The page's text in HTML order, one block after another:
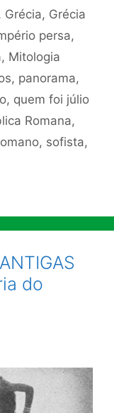
Grécia, Grécia
persa,
, Mitologia
, panorama,
, quem foi júlio
Romana,
, sofista,
do